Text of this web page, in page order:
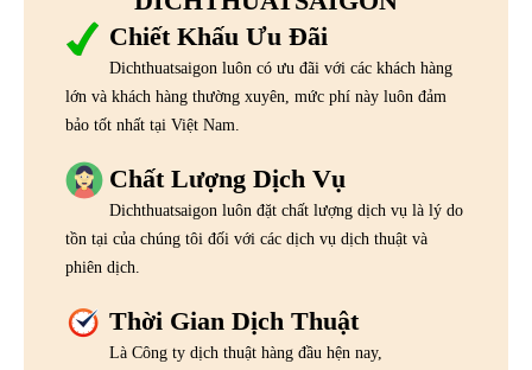
Chiết Khấu Ưu Đãi
Dichthuatsaigon luôn có ưu đãi với các khách hàng
lớn và khách hàng thường xuyên, mức phí này luôn đảm
bảo tốt nhất tại Việt Nam.
Chất Lượng Dịch Vụ
Dichthuatsaigon luôn đặt chất lượng dịch vụ là lý do
tồn tại của chúng tôi đối với các dịch vụ dịch thuật và
phiên dịch.
Thời Gian Dịch Thuật
Là Công ty dịch thuật hàng đầu hện nay,